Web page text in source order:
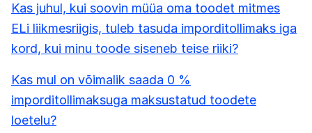
Kas juhul, kui soovin müüa oma toodet mitmes
ELi liikmesriigis, tuleb tasuda imporditollimaks iga
kord, kui minu toode siseneb teise riiki?
Kas mul on võimalik saada 0 %
imporditollimaksuga maksustatud toodete
loetelu?